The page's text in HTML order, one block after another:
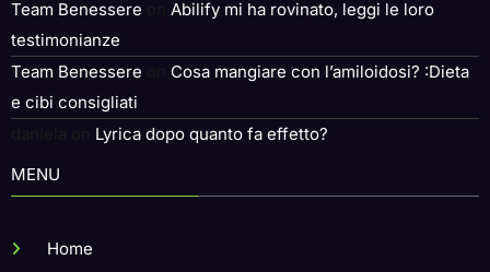
Team Benessere
Abilify mi ha rovinato, leggi le loro
testimonianze
Team Benessere
Cosa mangiare con l’amiloidosi? :Dieta
e cibi consigliati
Lyrica dopo quanto fa effetto?
MENU
Home